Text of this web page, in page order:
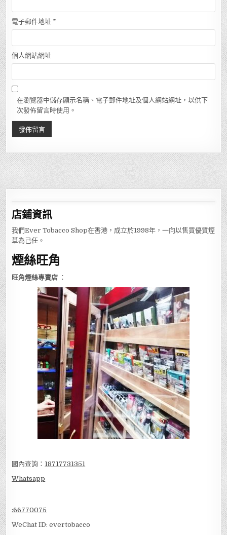
電子郵件地址 *
個人網站網址
在瀏覽器中儲存顯示名稱、電子郵件地址及個人網站網址，以供下
次發佈留言時使用。
店鋪資訊
我們Ever Tobacco Shop在香港，成立於1998年，一向以售買優質煙
草為己任。
煙絲旺角
旺角煙絲專賣店 ：
國內查詢： 18717731351
Whatsapp
:66770075
WeChat ID: evertobacco